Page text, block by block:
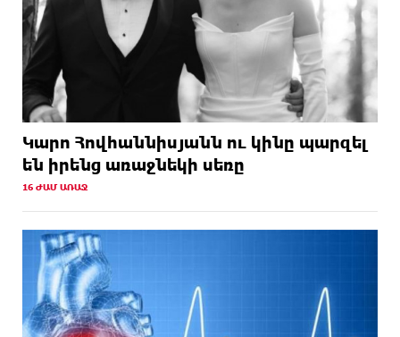
Կարո Հովհաննիսյանն ու կինը պարզել
են իրենց առաջնեկի սեռը
16 ԺԱՄ ԱՌԱՋ